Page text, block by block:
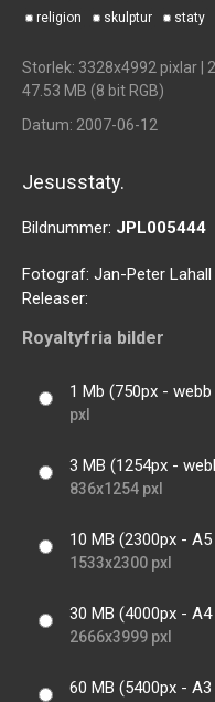
religion
skulptur staty
Storlek: 3328x4992 pixlar |
47.53 MB (8 bit RGB)
Datum: 2007-06-12
Jesusstaty.
Bildnummer: JPL005444
Fotograf: Jan-Peter Lahall
Releaser:
Royaltyfria bilder
1 Mb (750px - webb
pxl
3 MB (1254px -
836x1254 pxl
10 MB (2300px - A5
1533x2300 pxl
30 MB (4000px - A4
2666x3999 pxl
60 MB (5400px - A3